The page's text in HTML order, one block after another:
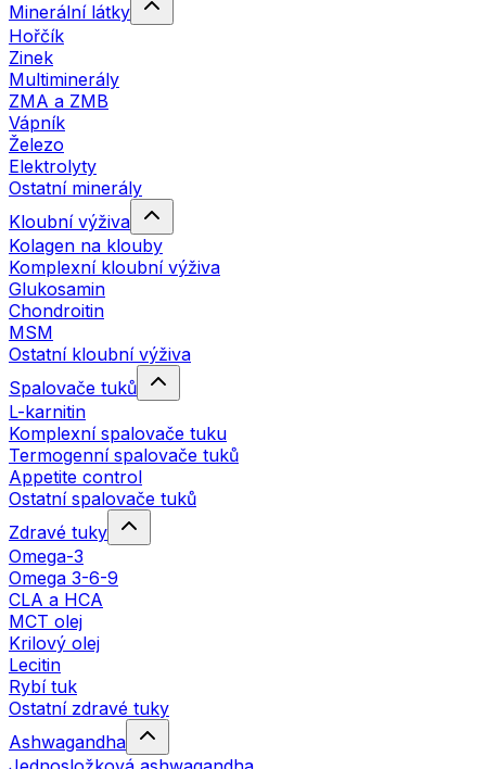
Minerální látky
Hořčík
Zinek
Multiminerály
ZMA a ZMB
Vápník
Železo
Elektrolyty
Ostatní minerály
Kloubní výživa
Kolagen na klouby
Komplexní kloubní výživa
Glukosamin
Chondroitin
MSM
Ostatní kloubní výživa
Spalovače tuků
L-karnitin
Komplexní spalovače tuku
Termogenní spalovače tuků
Appetite control
Ostatní spalovače tuků
Zdravé tuky
Omega-3
Omega 3-6-9
CLA a HCA
MCT olej
Krilový olej
Lecitin
Rybí tuk
Ostatní zdravé tuky
Ashwagandha